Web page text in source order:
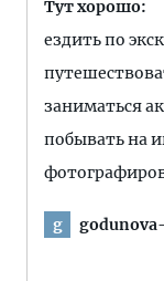
Тут хорошо:
ездить по
заниматься
побывать на
g